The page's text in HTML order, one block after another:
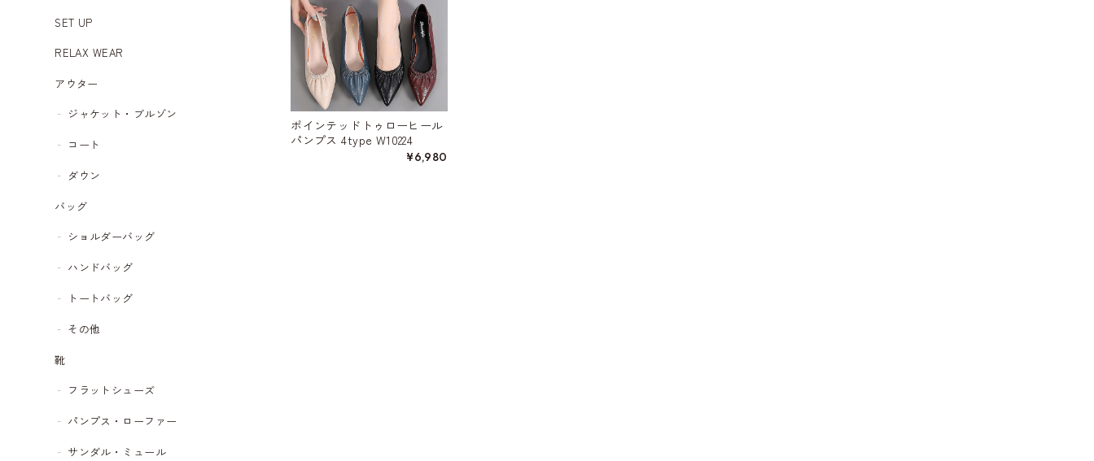
SET UP
RELAX WEAR
アウター
ジャケット・ブルゾン
コート
ダウン
バッグ
ショルダーバッグ
ハンドバッグ
トートバッグ
その他
靴
フラットシューズ
パンプス・ローファー
サンダル・ミュール
ポインテッドトゥローヒール
パンプス 4type W10224
¥6,980